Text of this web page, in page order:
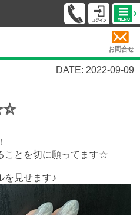
お問合せ
DATE: 2022-09-09
ことを切に願ってます☆
を見せます♪